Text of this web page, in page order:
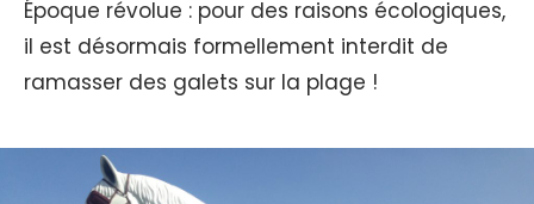
Époque révolue : pour des raisons écologiques,
il est désormais formellement interdit de
ramasser des galets sur la plage !